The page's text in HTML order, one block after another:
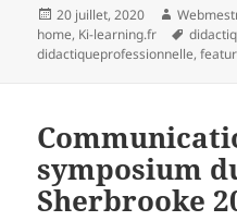
Publié
le
20 juillet, 2020 Auteur
home, Ki-learning.fr
Mots-
clés
didactiqueprofessionnelle,
symposium
Sherbrooke